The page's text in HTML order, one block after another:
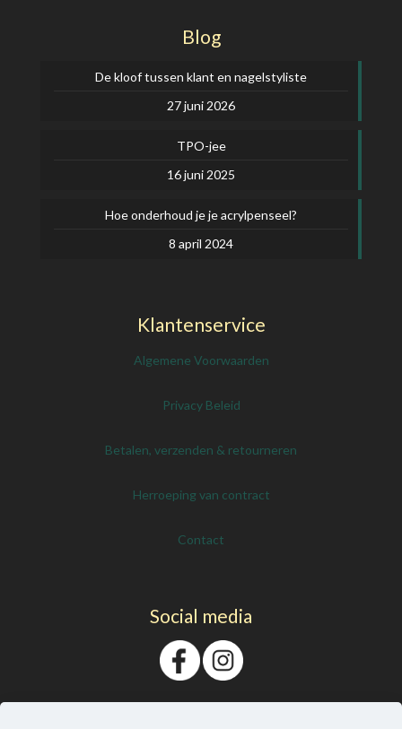
Blog
De kloof tussen klant en nagelstyliste
27 juni 2026
TPO-jee
16 juni 2025
Hoe onderhoud je je acrylpenseel?
8 april 2024
Klantenservice
Algemene Voorwaarden
Privacy Beleid
Betalen, verzenden & retourneren
Herroeping van contract
Contact
Social media